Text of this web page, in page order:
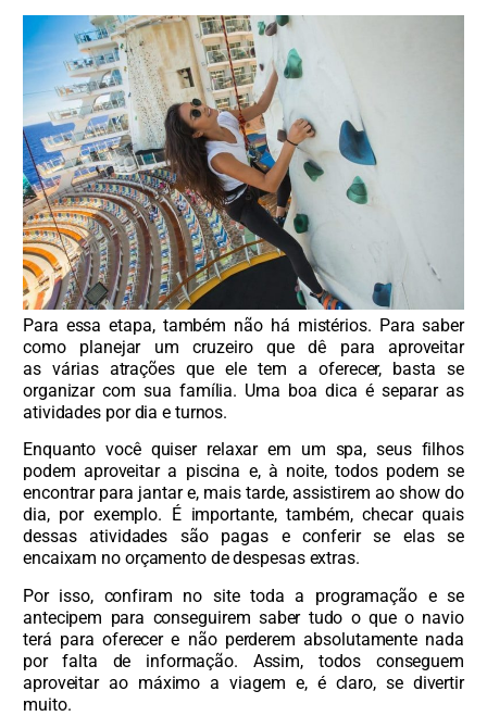
Para essa etapa, também não há mistérios. Para saber
como planejar um cruzeiro que dê para aproveitar
as várias atrações que ele tem a oferecer, basta se
organizar com sua família. Uma boa dica é separar as
atividades por dia e turnos.
Enquanto você quiser relaxar em um spa, seus filhos
podem aproveitar a piscina e, à noite, todos podem se
encontrar para jantar e, mais tarde, assistirem ao show do
dia, por exemplo. É importante, também, checar quais
dessas atividades são pagas e conferir se elas se
encaixam no orçamento de despesas extras.
Por isso, confiram no site toda a programação e se
antecipem para conseguirem saber tudo o que o navio
terá para oferecer e não perderem absolutamente nada
por falta de informação. Assim, todos conseguem
aproveitar ao máximo a viagem e, é claro, se divertir
muito.